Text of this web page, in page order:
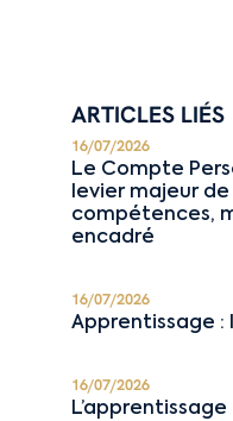
ARTICLES LIÉS
16/07/2026
Le Compte
levier majeur
compétences,
encadré
16/07/2026
Apprentissage :
16/07/2026